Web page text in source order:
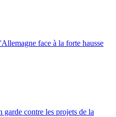
face à la forte hausse
garde contre les projets de la